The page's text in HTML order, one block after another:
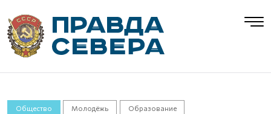
Общество Молодёжь Образование